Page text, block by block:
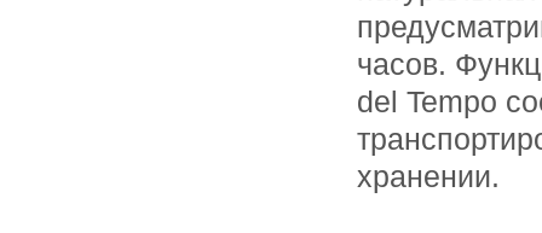
часов.
del Tempo
хранении.